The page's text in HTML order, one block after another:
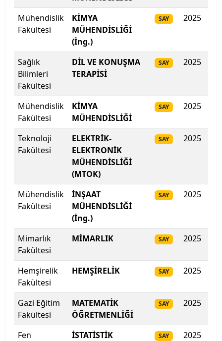
Çankaya Üniversitesi
Çankırı Karatekin Üniversitesi
Çukurova Üniversitesi
Demiroğlu Bilim Üniversitesi
Dicle Üniversitesi
Doğu Akdeniz Üniversitesi
Doğuş Üniversitesi
Dokuz Eylül Üniversitesi
Düzce Üniversitesi
Ege Üniversitesi
Erciyes Üniversitesi
Erzincan Binali Yıldırım Üniversitesi
Erzurum Teknik Üniversitesi
Eskişehir Osmangazi Üniversitesi
Mühendislik
Fakültesi
KİMYA
MÜHENDİSLİĞİ
(İng.)
SAY 2025
Sağlık
Bilimleri
Fakültesi
DİL VE KONUŞMA
TERAPİSİ
SAY 2025
Mühendislik
Fakültesi
KİMYA
MÜHENDİSLİĞİ
SAY 2025
Teknoloji
Fakültesi
ELEKTRİK-
ELEKTRONİK
MÜHENDİSLİĞİ
(MTOK)
SAY 2025
Mühendislik
Fakültesi
İNŞAAT
MÜHENDİSLİĞİ
(İng.)
SAY 2025
Mimarlık
Fakültesi
MİMARLIK SAY 2025
Hemşirelik
Fakültesi
HEMŞİRELİK SAY 2025
Gazi Eğitim
Fakültesi
MATEMATİK
ÖĞRETMENLİĞİ
SAY 2025
Fen
İSTATİSTİK SAY 2025